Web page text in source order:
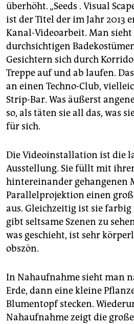
überhöht. „Seeds . Visual
ist der Titel der im Jahr 2013
Kanal-Videoarbeit. Man
durchsichtigen
Gesichtern sich durch
Treppe auf und ab laufen.
an einen Techno-Club,
Strip-Bar. Was äußerst
so, als täten sie all das, was
für sich.
Die Videoinstallation ist die
Ausstellung. Sie füllt mit
hintereinander gehangenen
Parallelprojektion einen
aus. Gleichzeitig ist sie
gibt seltsame Szenen zu
was geschieht, ist sehr
obszön.
In Nahaufnahme sieht man
Erde, dann eine kleine
Blumentopf stecken.
Nahaufnahme zeigt die